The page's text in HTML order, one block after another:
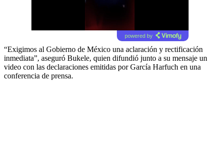
powered by
“Exigimos al Gobierno de México una aclaración y rectificación
inmediata”, aseguró Bukele, quien difundió junto a su mensaje un
video con las declaraciones emitidas por García Harfuch en una
conferencia de prensa.